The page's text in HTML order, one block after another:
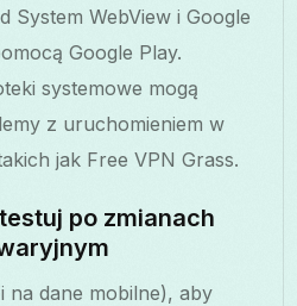
System WebView i Google
Google Play.
systemowe mogą
z uruchomieniem w
jak Free VPN Grass.
po zmianach
na dane mobilne), aby